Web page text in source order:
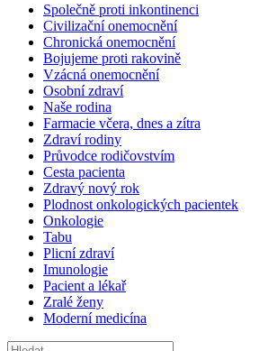
Společně proti inkontinenci
Civilizační onemocnění
Chronická onemocnění
Bojujeme proti rakovině
Vzácná onemocnění
Osobní zdraví
Naše rodina
Farmacie včera, dnes a zítra
Zdraví rodiny
Průvodce rodičovstvím
Cesta pacienta
Zdravý nový rok
Plodnost onkologických pacientek
Onkologie
Tabu
Plicní zdraví
Imunologie
Pacient a lékař
Zralé ženy
Moderní medicína